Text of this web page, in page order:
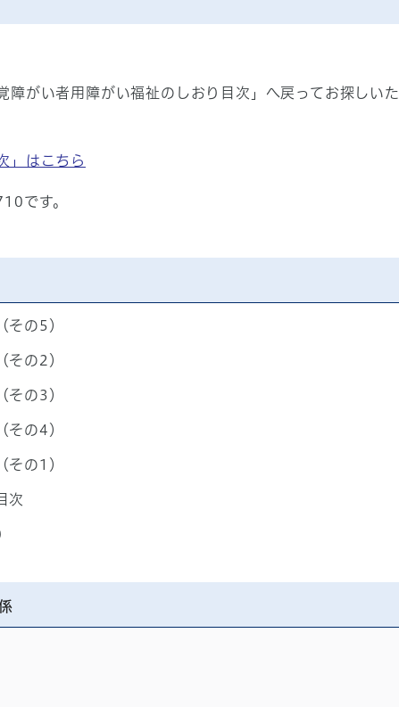
障がい者用障がい福祉のしおり目次」へ戻ってお探しい
」はこちら
です。
その5）
その2）
その3）
その4）
その1）
次